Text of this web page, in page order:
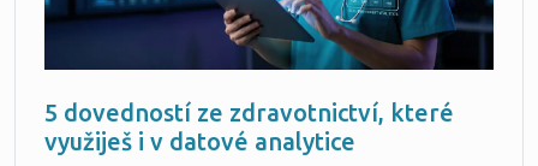
5 dovedností ze zdravotnictví, které
využiješ i v datové analytice